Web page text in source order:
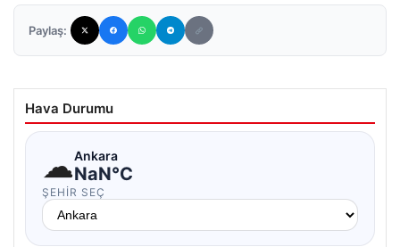
Paylaş:
Hava Durumu
☁Ankara
NaN°C
ŞEHIR SEÇ